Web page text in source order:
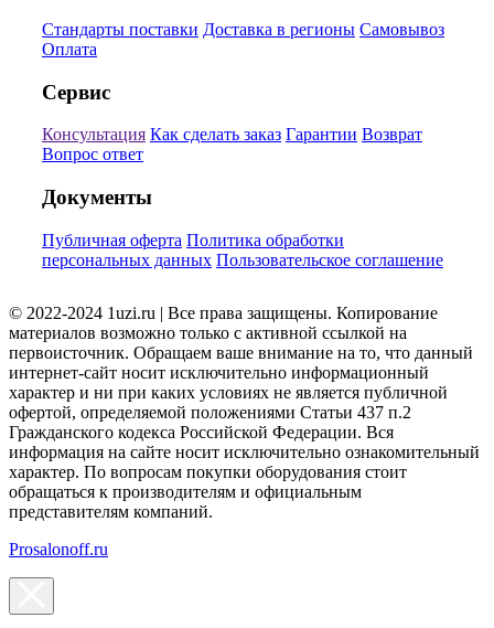
Стандарты поставки Доставка в регионы Самовывоз
Оплата
Сервис
Консультация Как сделать заказ Гарантии Возврат
Вопрос ответ
Документы
Публичная оферта Политика обработки
персональных данных Пользовательское соглашение
© 2022-2024 1uzi.ru | Все права защищены. Копирование
материалов возможно только с активной ссылкой на
первоисточник. Обращаем ваше внимание на то, что данный
интернет-сайт носит исключительно информационный
характер и ни при каких условиях не является публичной
офертой, определяемой положениями Статьи 437 п.2
Гражданского кодекса Российской Федерации. Вся
информация на сайте носит исключительно ознакомительный
характер. По вопросам покупки оборудования стоит
обращаться к производителям и официальным
представителям компаний.
Prosalonoff.ru